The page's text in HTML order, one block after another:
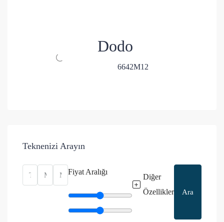
Dodo
6642M12
Teknenizi Arayın
Fiyat Aralığı
Diğer
Özellikler
Ara